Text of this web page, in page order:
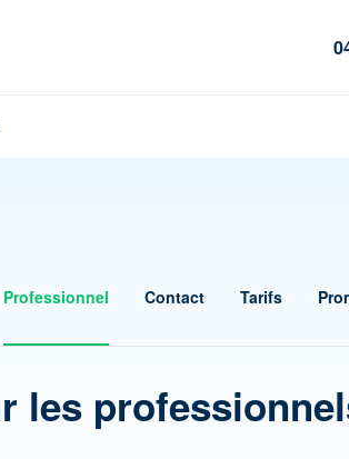
Professionnel Contact Tarifs
les